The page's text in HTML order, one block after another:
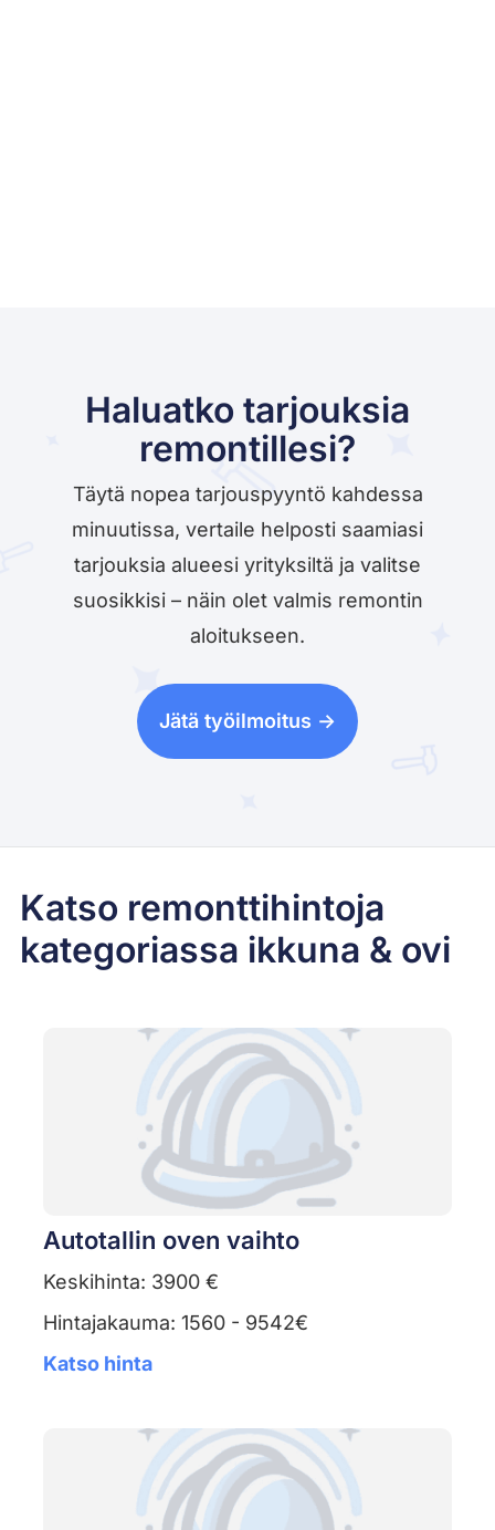
Haluatko tarjouksia
remontillesi?
Täytä nopea tarjouspyyntö kahdessa
minuutissa, vertaile helposti saamiasi
tarjouksia alueesi yrityksiltä ja valitse
suosikkisi – näin olet valmis remontin
aloitukseen.
Jätä työilmoitus ->
Katso remonttihintoja
kategoriassa ikkuna & ovi
Autotallin oven vaihto
Keskihinta: 3900 €
Hintajakauma: 1560 - 9542€
Katso hinta